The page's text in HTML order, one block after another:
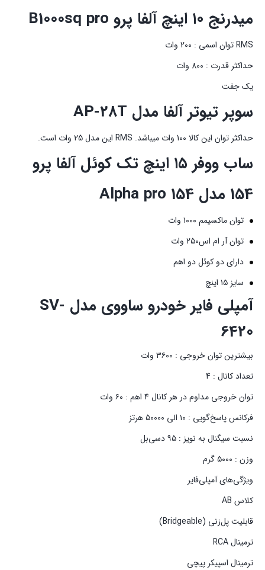
میدرنج ۱۰ اینچ آلفا پرو B1000sq pro
RMS توان اسمی : 200 وات
حداکثر قدرت : 800 وات
یک جفت
سوپر تیوتر آلفا مدل AP-28T
حداکثر توان این کالا 100 وات میباشد. RMS این مدل 25 وات است.
ساب ووفر ۱۵ اینچ تک کوئل آلفا پرو
154 مدل Alpha pro 154
توان ماکسیمم ۱۰۰۰ وات
توان آر ام اس۲۵۰ وات
دارای دو کوئل دو اهم
سایز ۱۵ اینچ
آمپلی فایر خودرو ساووی مدل SV-
6420
بیشترین توان خروجی : ۳۶۰۰ وات
تعداد کانال : 4
توان خروجی مداوم در هر کانال 4 اهم : ۶۰ وات
فرکانس پاسخ‌گویی : ۱۰ الی ۵۰۰۰۰ هرتز
نسبت سیگنال به نویز : ۹۵ دسی‌بل
وزن : ۵۰۰۰ گرم
ویژگی‌های آمپلی‌فایر
کلاس AB
قابلیت پل‌زنی (Bridgeable)
ترمینال RCA
ترمینال اسپیکر پیچی